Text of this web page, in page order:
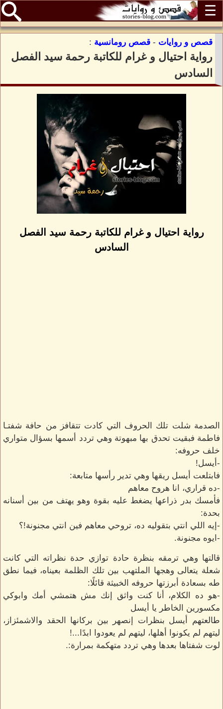
☰
قصص و روايات - قصص رومانسية :
رواية احتيال و غرام للكاتبة رحمة سيد الفصل
السادس
رواية احتيال و غرام للكاتبة رحمة سيد الفصل
السادس
الصدمة شلت تلك الحروف التي كادت تتقافز من حافة شفتـا
فاطمة فبقيت تحدق بها مبهوتة وهي تردد أسمها بسؤال متواري
خلف حروفه:
-أيسل!
فابتلعت أيسل ريقها وهي تدير رأسها متابعة:
-ده قراري، انا هروح معاهم
فأمسك بدر ذراعها يضغط عليه بقوة وهو يهتف من بين أسنانه
بحدة:
-إيه اللي انتي بتقوليه ده، تروحي معاهم فين انتي مجنونة!؟
-ايوه مجنونة.
قالتها وهي ترمقه بنظرة حادة توازي حدة نظراته التي كانت
شعلة يتعالى وهجها الملتهب بين تلك الظلمة بعيناه، فيما نطق
طه بسعادة أبرزتها حروفه الخبيثة قائلًا:
-هو ده الكلام، أنا كنت واثق إنك مش هتمشي أمك وابوكي
مكسورين الخاطر يا أيسل
طالعتهم أيسل بنظرات إنصهر بين بركانها الحقد والاشمئزاز،
ليتهم لم يكونوا أهلها، ليتهم لم يعودوا ابدًا...!
لوت شفتاها بعدها وهي تردد متهكمة بمرارة:.